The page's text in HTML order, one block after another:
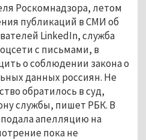
Роскомнадзора, летом
публикаций в СМИ об
LinkedIn, служба
с письмами, в
о соблюдении закона о
данных россиян. Не
обратилось в суд,
службы, пишет РБК. В
апелляцию на
пока не